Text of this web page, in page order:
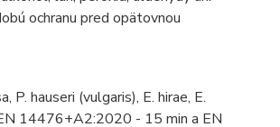
ochranu pred opätovnou
P. hauseri (vulgaris), E. hirae, E.
14476+A2:2020 - 15 min a EN